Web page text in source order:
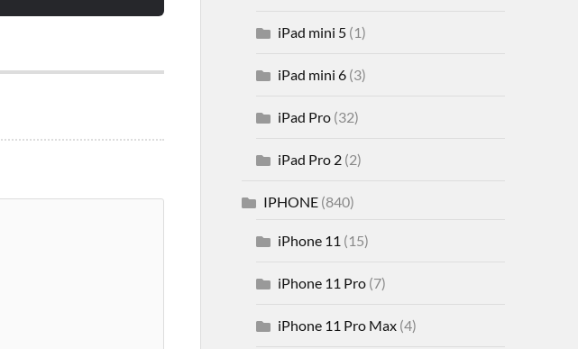
iPad mini 5(1)
iPad mini 6(3)
iPad Pro(32)
iPad Pro 2(2)
IPHONE(840)
iPhone 11 (15)
iPhone 11 Pro(7)
iPhone 11 Pro Max(4)